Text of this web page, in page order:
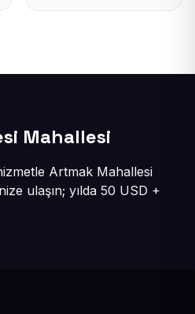
Mahallesi
Artmak Mahallesi
ulaşın; yılda 50 USD +